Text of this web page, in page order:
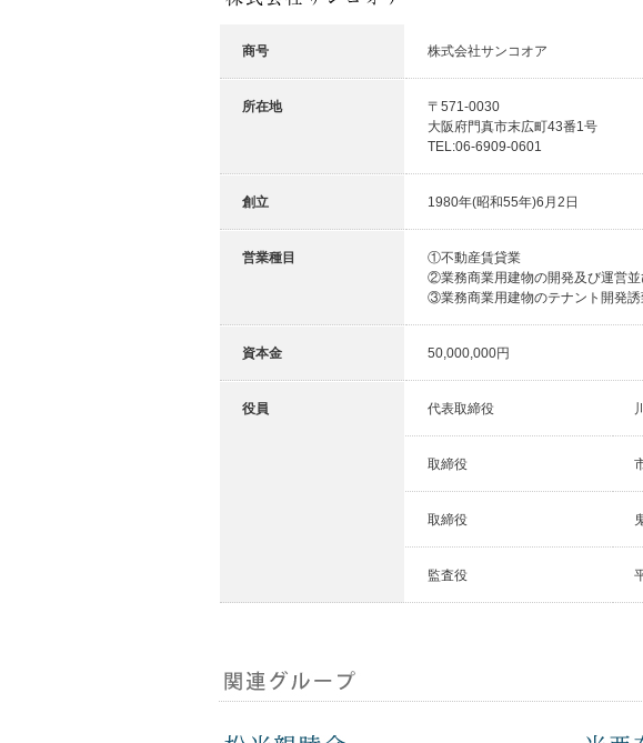
商号 株式会社サンコオア
所在地
〒571-0030
大阪府門真市末広町43番1号
TEL:06-6909-0601
創立 1980年(昭和55年)6月2日
営業種目
①不動産賃貸業
②業務商業用建物の開発及び運営並
③業務商業用建物のテナント開発誘
資本金 50,000,000円
役員 代表取締役
取締役
取締役
監査役